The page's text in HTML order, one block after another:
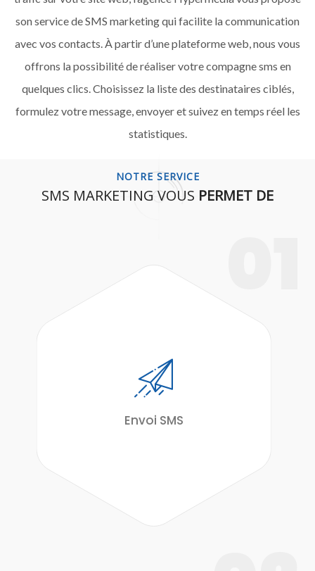
son service de SMS marketing qui facilite la communication
avec vos contacts. À partir d’une plateforme web, nous vous
offrons la possibilité de réaliser votre compagne sms en
quelques clics. Choisissez la liste des destinataires ciblés,
formulez votre message, envoyer et suivez en temps réel les
statistiques.
NOTRE SERVICE
SMS MARKETING VOUS PERMET DE
Envoi SMS